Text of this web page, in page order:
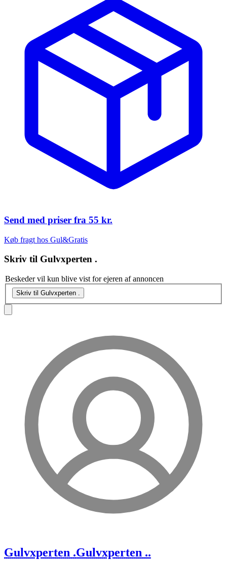
Send med priser fra 55 kr.
Køb fragt hos Gul&Gratis
Skriv til Gulvxperten .
Beskeder vil kun blive vist for ejeren af annoncen
Skriv til Gulvxperten .
Gulvxperten .Gulvxperten ..